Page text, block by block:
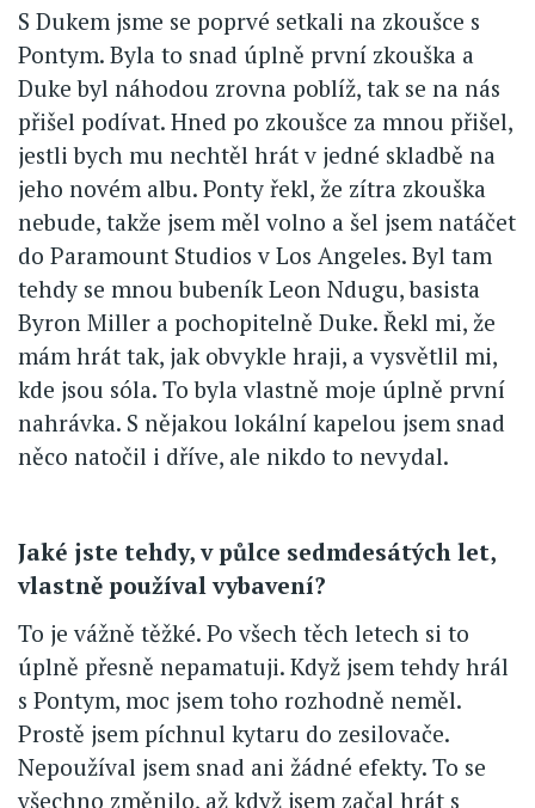
S Dukem jsme se poprvé setkali na zkoušce s
Pontym. Byla to snad úplně první zkouška a
Duke byl náhodou zrovna poblíž, tak se na nás
přišel podívat. Hned po zkoušce za mnou přišel,
jestli bych mu nechtěl hrát v jedné skladbě na
jeho novém albu. Ponty řekl, že zítra zkouška
nebude, takže jsem měl volno a šel jsem natáčet
do Paramount Studios v Los Angeles. Byl tam
tehdy se mnou bubeník Leon Ndugu, basista
Byron Miller a pochopitelně Duke. Řekl mi, že
mám hrát tak, jak obvykle hraji, a vysvětlil mi,
kde jsou sóla. To byla vlastně moje úplně první
nahrávka. S nějakou lokální kapelou jsem snad
něco natočil i dříve, ale nikdo to nevydal.
Jaké jste tehdy, v půlce sedmdesátých let,
vlastně používal vybavení?
To je vážně těžké. Po všech těch letech si to
úplně přesně nepamatuji. Když jsem tehdy hrál
s Pontym, moc jsem toho rozhodně neměl.
Prostě jsem píchnul kytaru do zesilovače.
Nepoužíval jsem snad ani žádné efekty. To se
všechno změnilo, až když jsem začal hrát s